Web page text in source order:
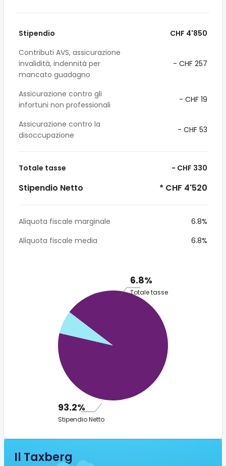
Stipendio
CHF 4'850
Contributi AVS, assicurazione
invalidità, indennità per
mancato guadagno
- CHF 257
Assicurazione contro gli
infortuni non professionali
- CHF 19
Assicurazione contro la
disoccupazione
- CHF 53
Totale tasse - CHF 330
Stipendio Netto * CHF 4'520
Aliquota fiscale marginale
6.8%
Aliquota fiscale media
6.8%
6.8%
Totale tasse
93.2%
Stipendio Netto
Il Taxberg